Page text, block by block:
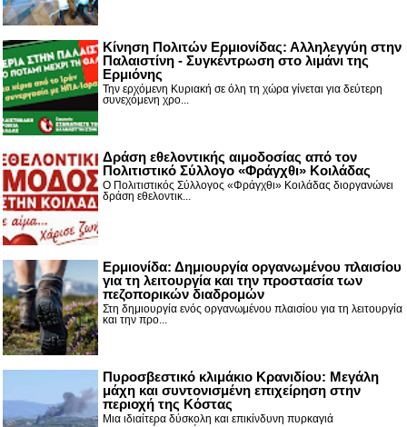
Κίνηση Πολιτών Ερμιονίδας: Αλληλεγγύη στην
Παλαιστίνη - Συγκέντρωση στο λιμάνι της
Ερμιόνης
Την ερχόμενη Κυριακή σε όλη τη χώρα γίνεται για δεύτερη
συνεχόμενη χρο...
Δράση εθελοντικής αιμοδοσίας από τον
Πολιτιστικό Σύλλογο «Φράγχθι» Κοιλάδας
Ο Πολιτιστικός Σύλλογος «Φράγχθι» Κοιλάδας διοργανώνει
δράση εθελοντικ...
Ερμιονίδα: Δημιουργία οργανωμένου πλαισίου
για τη λειτουργία και την προστασία των
πεζοπορικών διαδρομών
Στη δημιουργία ενός οργανωμένου πλαισίου για τη λειτουργία
και την προ...
Πυροσβεστικό κλιμάκιο Κρανιδίου: Μεγάλη
μάχη και συντονισμένη επιχείρηση στην
περιοχή της Κόστας
Μια ιδιαίτερα δύσκολη και επικίνδυνη πυρκαγιά